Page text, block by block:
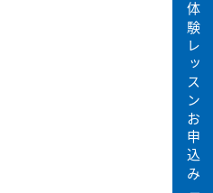
体験レッスンお申込み